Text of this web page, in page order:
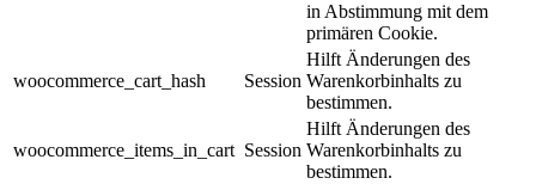
in Abstimmung mit dem
primären Cookie.
woocommerce_cart_hash Session
Hilft Änderungen des
Warenkorbinhalts zu
bestimmen.
woocommerce_items_in_cart Session
Hilft Änderungen des
Warenkorbinhalts zu
bestimmen.